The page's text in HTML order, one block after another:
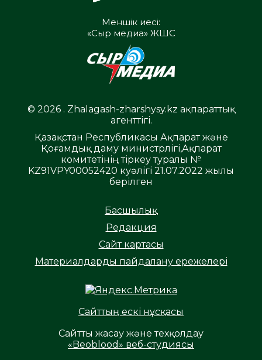
Меншік иесі:
«Сыр медиа» ЖШС
© 2026 . Zhalagash-zharshysy.kz ақпараттық
агенттігі.
Қазақстан Республикасы Ақпарат және
Қоғамдық даму министрлігі,Ақпарат
комитетінің тіркеу туралы №
KZ91VPY00052420 куәлігі 21.07.2022 жылы
берілген
Басшылық
Редакция
Сайт картасы
Материалдарды пайдалану ережелері
Сайттың ескі нұсқасы
Сайтты жасау және техқолдау
«Beoblood» веб-студиясы